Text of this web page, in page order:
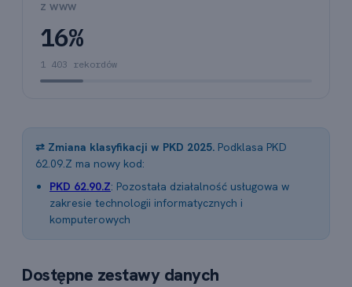
Z WWW
16%
1 403 rekordów
⇄ Zmiana klasyfikacji w PKD 2025. Podklasa PKD
62.09.Z ma nowy kod:
PKD 62.90.Z: Pozostała działalność usługowa w
zakresie technologii informatycznych i
komputerowych
Dostępne zestawy danych